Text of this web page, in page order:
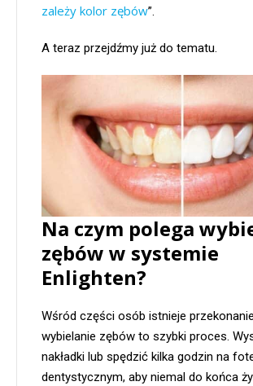
zależy kolor zębów”.
A teraz przejdźmy już do tematu.
Na czym polega
zębów w systemie
Enlighten?
Wśród części osób istnieje
wybielanie zębów to szybki proces.
nakładki lub spędzić kilka godzin na
dentystycznym, aby niemal do końca